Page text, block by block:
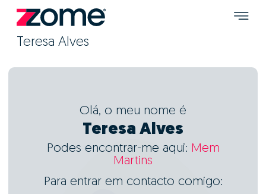
Teresa Alves
Olá, o meu nome é
Teresa Alves
Podes encontrar-me aqui: Mem
Martins
Para entrar em contacto comigo: